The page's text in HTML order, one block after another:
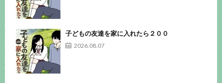
子どもの友達を家に入れたら２００
2026.08.07